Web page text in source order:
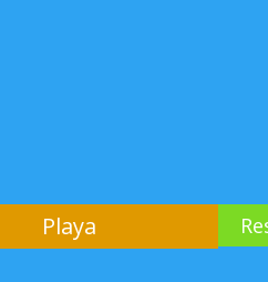
Playa